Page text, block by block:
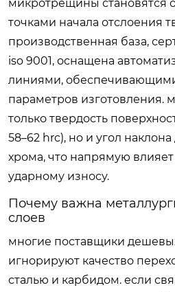
микротрещины становятся
точками начала отслоения
производственная база,
iso 9001, оснащена
линиями,
параметров изготовления.
только твердость
58–62 hrc), но и угол
хрома, что напрямую
ударному износу.
Почему важна
слоев
многие поставщики
игнорируют качество
сталью и карбидом. если